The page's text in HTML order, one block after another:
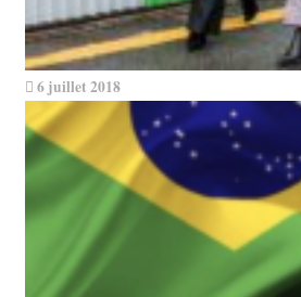
6 juillet 2018